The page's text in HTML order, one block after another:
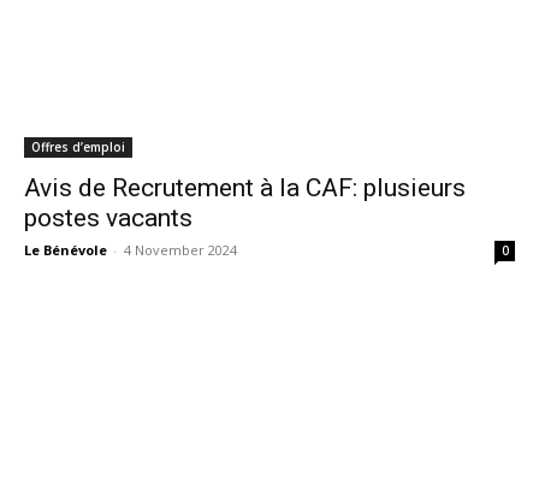
Offres d’emploi
Avis de Recrutement à la CAF: plusieurs
postes vacants
Le Bénévole - 4 November 2024 0